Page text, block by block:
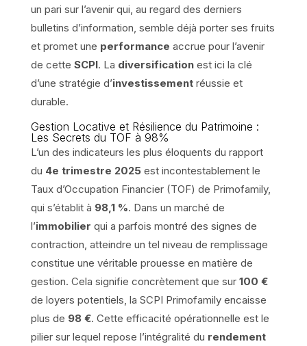
un pari sur l’avenir qui, au regard des derniers
bulletins d’information, semble déjà porter ses fruits
et promet une performance accrue pour l’avenir
de cette SCPI. La diversificationest ici la clé
d’une stratégie d’investissementréussie et
durable.
Gestion Locative et Résilience du Patrimoine :
Les Secrets du TOF à 98%
L’un des indicateurs les plus éloquents du rapport
du 4e trimestre 2025est incontestablement le
Taux d’Occupation Financier (TOF) de Primofamily,
qui s’établit à 98,1 %. Dans un marché de
l’immobilier qui a parfois montré des signes de
contraction, atteindre un tel niveau de remplissage
constitue une véritable prouesse en matière de
gestion. Cela signifie concrètement que sur 100 €
de loyers potentiels, la SCPI Primofamily encaisse
plus de 98 €. Cette efficacité opérationnelle est le
pilier sur lequel repose l’intégralité du rendement